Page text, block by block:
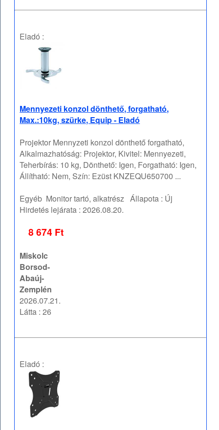
Eladó :
Mennyezeti konzol dönthető, forgatható,
Max.:10kg, szürke, Equip - Eladó
Projektor Mennyzeti konzol dönthető forgatható,
Alkalmazhatóság: Projektor, Kivitel: Mennyezeti,
Teherbírás: 10 kg, Dönthető: Igen, Forgatható: Igen,
Állítható: Nem, Szín: Ezüst KNZEQU650700 ...
Egyéb Monitor tartó, alkatrész Állapota : Új
Hirdetés lejárata :2026.08.20.
8 674 Ft
Miskolc
Borsod-
Abaúj-
Zemplén
2026.07.21.
Látta : 26
Eladó :